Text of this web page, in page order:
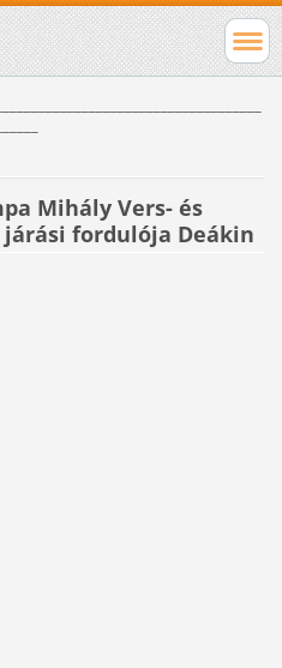
Mihály Vers- és
járási fordulója Deákin